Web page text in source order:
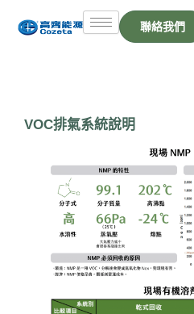
聯絡我們
VOC排氣系統說明